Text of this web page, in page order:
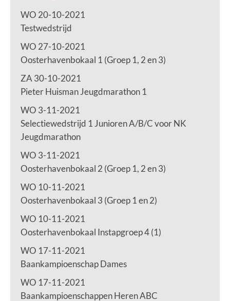
WO 20-10-2021
Testwedstrijd
WO 27-10-2021
Oosterhavenbokaal 1 (Groep 1, 2 en 3)
ZA 30-10-2021
Pieter Huisman Jeugdmarathon 1
WO 3-11-2021
Selectiewedstrijd 1 Junioren A/B/C voor NK
Jeugdmarathon
WO 3-11-2021
Oosterhavenbokaal 2 (Groep 1, 2 en 3)
WO 10-11-2021
Oosterhavenbokaal 3 (Groep 1 en 2)
WO 10-11-2021
Oosterhavenbokaal Instapgroep 4 (1)
WO 17-11-2021
Baankampioenschap Dames
WO 17-11-2021
Baankampioenschappen Heren ABC